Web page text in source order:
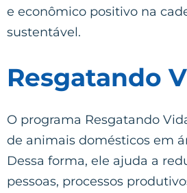
e econômico positivo na
sustentável.
Resgatando
O programa Resgatando
de animais domésticos em
Dessa forma, ele ajuda a
pessoas, processos